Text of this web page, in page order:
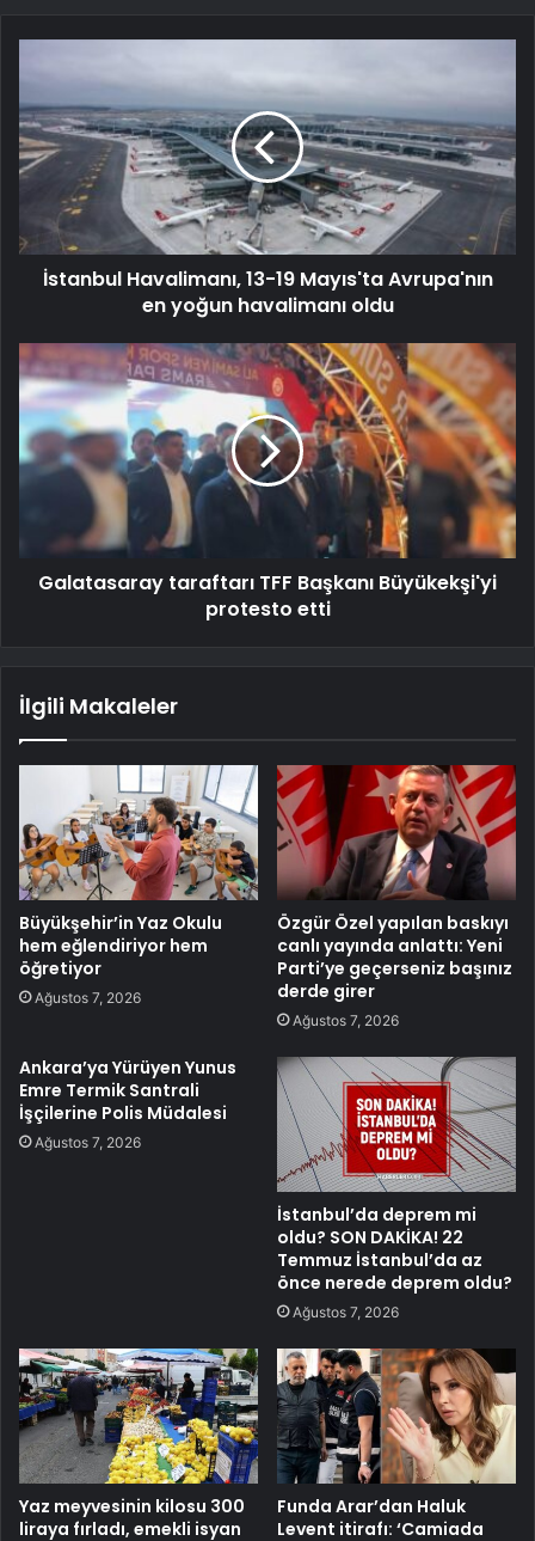
İstanbul Havalimanı, 13-19 Mayıs'ta Avrupa'nın
en yoğun havalimanı oldu
Galatasaray taraftarı TFF Başkanı Büyükekşi'yi
protesto etti
İlgili Makaleler
Büyükşehir’in Yaz Okulu
hem eğlendiriyor hem
öğretiyor
Ağustos 7, 2026
Özgür Özel yapılan baskıyı
canlı yayında anlattı: Yeni
Parti’ye geçerseniz başınız
derde girer
Ağustos 7, 2026
Ankara’ya Yürüyen Yunus
Emre Termik Santrali
İşçilerine Polis Müdalesi
Ağustos 7, 2026
İstanbul’da deprem mi
oldu? SON DAKİKA! 22
Temmuz İstanbul’da az
önce nerede deprem oldu?
Ağustos 7, 2026
Yaz meyvesinin kilosu 300
liraya fırladı, emekli isyan
Funda Arar’dan Haluk
Levent itirafı: ‘Camiada